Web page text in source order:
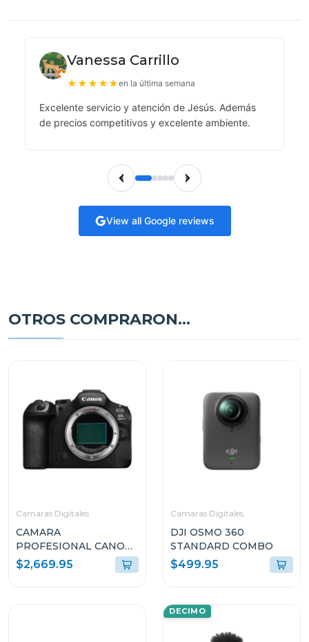
Vanessa Carrillo
★★★★★en la última semana
Excelente servicio y atención de Jesús. Además
de precios competitivos y excelente ambiente.
View all Google reviews
OTROS COMPRARON...
Camaras Digitales
CAMARA
PROFESIONAL CANON
DIGITAL MIRRORLESS
EOS R6 MARK III SOLO
$2,669.95
Camaras Digitales
DJI OSMO 360
STANDARD COMBO
$499.95
DECIMO